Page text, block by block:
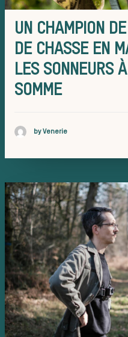
La
UN CHAMPION
DE CHASSE EN
LES SONNEURS
SOMME
by Venerie